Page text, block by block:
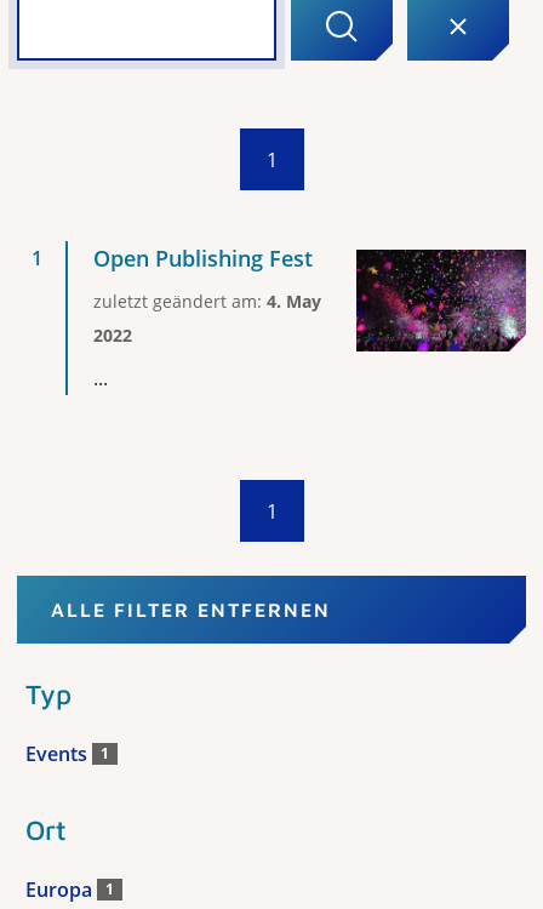
1
Open Publishing Fest
zuletzt geändert am: 4. May
2022
...
1
ALLE FILTER ENTFERNEN
Typ
Events 1
Ort
Europa 1